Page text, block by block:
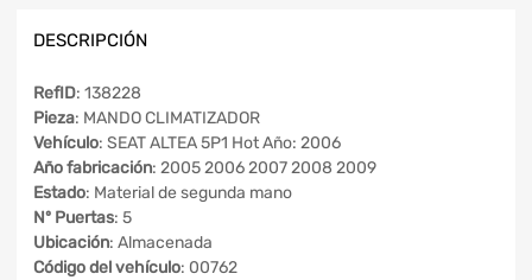
DESCRIPCIÓN
RefID: 138228
Pieza: MANDO CLIMATIZADOR
Vehículo: SEAT ALTEA 5P1 Hot Año: 2006
Año fabricación: 2005 2006 2007 2008 2009
Estado: Material de segunda mano
Nº Puertas: 5
Ubicación: Almacenada
Código del vehículo: 00762